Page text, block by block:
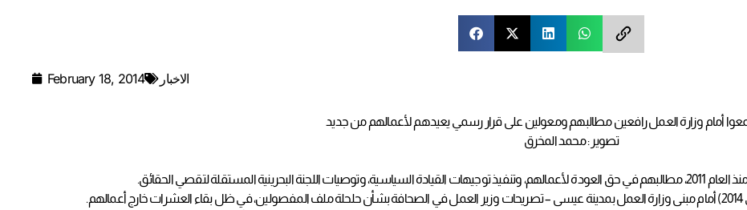
February 18, 2014 الاخبار
أمام وزارة العمل رافعين مطالبهم ومعولين على قرار رسمي يعيدهم لأعمالهم من جديد
تصوير : محمد المخرق
لتقصي الحقائق.